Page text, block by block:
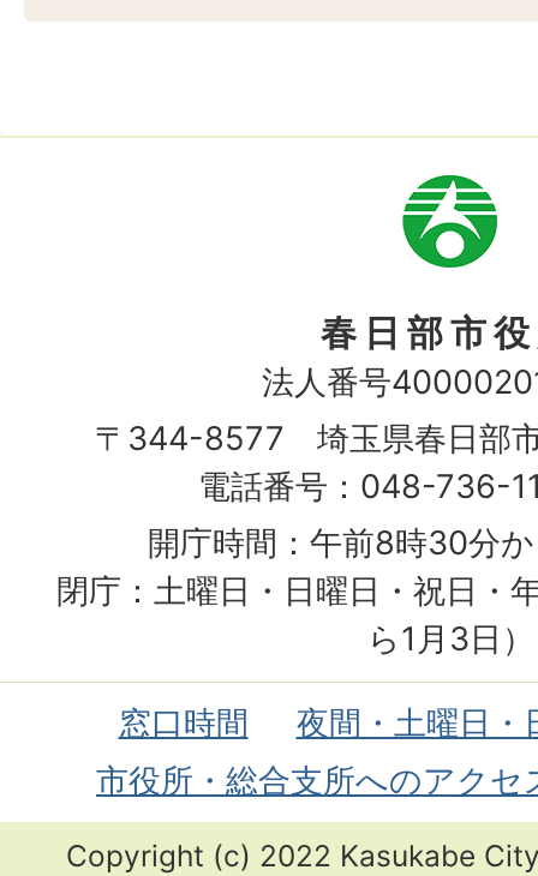
市
章
春日部市
法人番号
〒344-8577 埼玉県春日部
電話番号：048-736-
開庁時間：午前8時30分
閉庁：土曜日・日曜日・祝日・
ら1月3日）
窓口時間
夜間・土曜日・
市役所・総合支所へのアクセ
Copyright (c) 2022 Kasukabe